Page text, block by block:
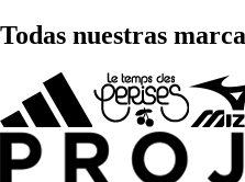
Todas nuestras